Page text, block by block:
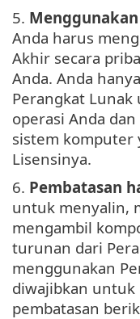
5.
Anda harus
Akhir secara
Anda. Anda
Perangkat
operasi Anda
sistem komputer
Lisensinya.
6. Pembatasan
untuk menyalin,
mengambil
turunan dari
menggunakan
diwajibkan untuk
pembatasan